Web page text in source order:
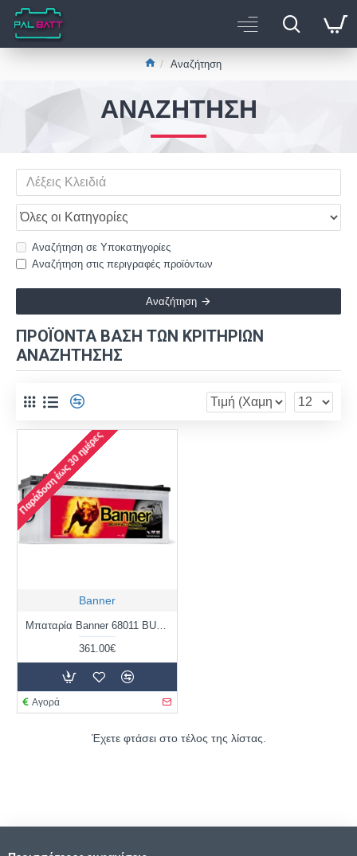
Αναζήτηση
ΑΝΑΖΉΤΗΣΗ
Αναζήτηση σε Υποκατηγορίες
Αναζήτηση στις περιγραφές προϊόντων
Αναζήτηση
ΠΡΟΪΌΝΤΑ ΒΆΣΗ ΤΩΝ ΚΡΙΤΗΡΙΩΝ
ΑΝΑΖΉΤΗΣΗΣ
Παράδοση έως 30 ημέρες
Banner
Μπαταρία Banner 68011 BUFFALO BULL | 180AH / Volt:12 / EN:1400 / Πολικότητα: Αριστερά το + (Πλάι)
361.00€
Αγορά
Έχετε φτάσει στο τέλος της λίστας.